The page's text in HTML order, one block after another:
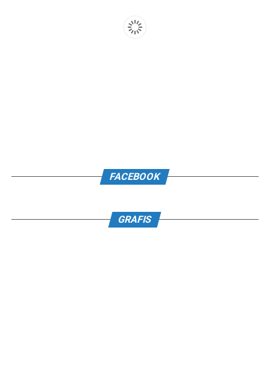
FACEBOOK
GRAFIS